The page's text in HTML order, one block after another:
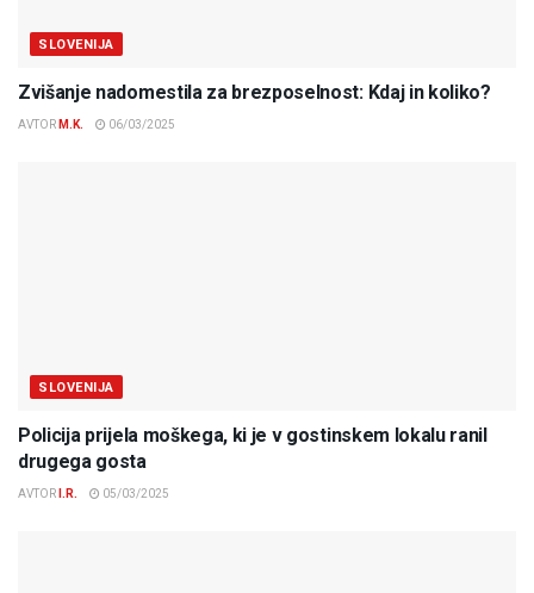
SLOVENIJA
Zvišanje nadomestila za brezposelnost: Kdaj in koliko?
AVTOR M.K. 06/03/2025
SLOVENIJA
Policija prijela moškega, ki je v gostinskem lokalu ranil
drugega gosta
AVTOR I.R. 05/03/2025